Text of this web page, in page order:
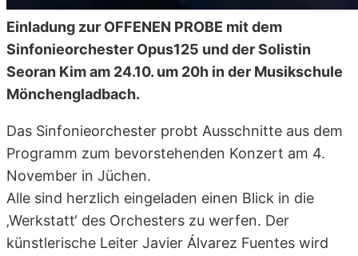
Einladung zur OFFENEN PROBE mit dem
Sinfonieorchester Opus125 und der Solistin
Seoran Kimam 24.10. um 20h in der Musikschule
Mönchengladbach.
Das Sinfonieorchester probt Ausschnitte aus dem
Programm zum bevorstehenden Konzert am 4.
November in Jüchen.
Alle sind herzlich eingeladen einen Blick in die
‚Werkstatt‘ des Orchesters zu werfen. Der
künstlerische Leiter Javier Álvarez Fuentes wird